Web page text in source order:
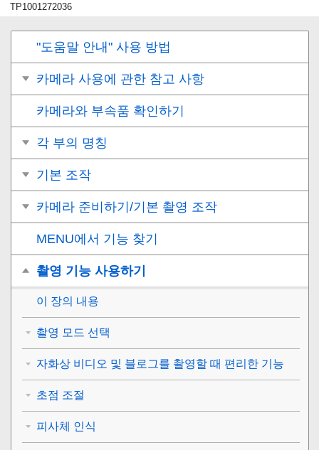
TP1001272036
"도움말 안내" 사용 방법
카메라 사용에 관한 참고 사항
카메라와 부속품 확인하기
각 부의 명칭
기본 조작
카메라 준비하기/기본 촬영 조작
MENU에서 기능 찾기
촬영 기능 사용하기
이 장의 내용
촬영 모드 선택
자화상 비디오 및 블로그를 촬영할 때 편리한 기능
초점 조절
피사체 인식